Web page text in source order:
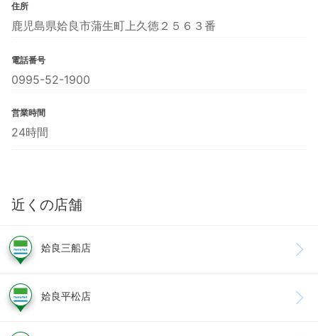
住所
鹿児島県姶良市蒲生町上久徳２５６３番
電話番号
0995-52-1900
営業時間
24時間
近くの店舗
姶良三船店
姶良平松店